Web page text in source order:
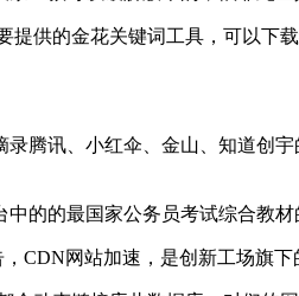
供的金花关键词工具，可以下
腾讯、小红伞、金山、知道创
的的最国家公务员考试综合教
CDN网站加速，是创新工场旗下